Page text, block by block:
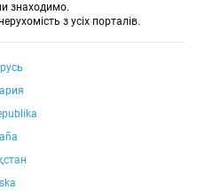
знаходимо.
з усіх порталів.